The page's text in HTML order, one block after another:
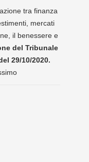
tra finanza
mercati
il benessere e
del Tribunale
29/10/2020.